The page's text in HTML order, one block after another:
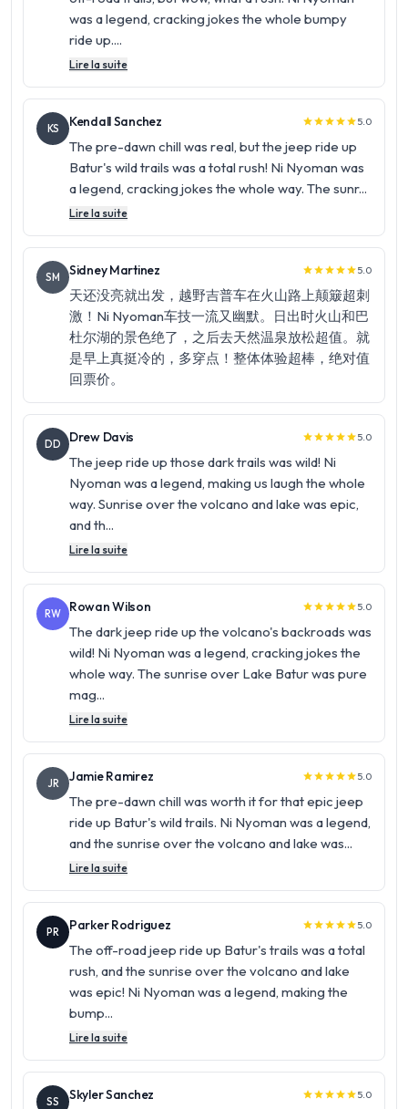
was a legend, cracking jokes the whole bumpy
ride up....
Lire la suite
KS Kendall Sanchez starstarstarstarstar5.0
The pre-dawn chill was real, but the jeep ride up
Batur's wild trails was a total rush! Ni Nyoman was
a legend, cracking jokes the whole way. The sunr...
Lire la suite
SM Sidney Martinez starstarstarstarstar5.0
天还没亮就出发，越野吉普车在火山路上颠簸超刺
激！Ni Nyoman车技一流又幽默。日出时火山和巴
杜尔湖的景色绝了，之后去天然温泉放松超值。就
是早上真挺冷的，多穿点！整体体验超棒，绝对值
回票价。
DD Drew Davis starstarstarstarstar5.0
The jeep ride up those dark trails was wild! Ni
Nyoman was a legend, making us laugh the whole
way. Sunrise over the volcano and lake was epic,
and th...
Lire la suite
RW Rowan Wilson starstarstarstarstar5.0
The dark jeep ride up the volcano's backroads was
wild! Ni Nyoman was a legend, cracking jokes the
whole way. The sunrise over Lake Batur was pure
mag...
Lire la suite
JR Jamie Ramirez starstarstarstarstar5.0
The pre-dawn chill was worth it for that epic jeep
ride up Batur's wild trails. Ni Nyoman was a legend,
and the sunrise over the volcano and lake was...
Lire la suite
PR Parker Rodriguez starstarstarstarstar5.0
The off-road jeep ride up Batur's trails was a total
rush, and the sunrise over the volcano and lake
was epic! Ni Nyoman was a legend, making the
bump...
Lire la suite
SS Skyler Sanchez starstarstarstarstar5.0